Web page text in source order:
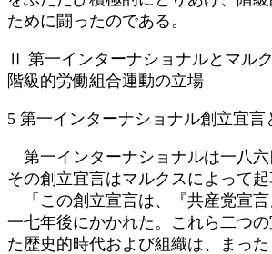
ために闘ったのである。
Ⅱ 第一インターナショナルとマル
階級的労働組合運動の立場
5 第一インターナショナル創立宜言
第一インターナショナルは一八六
その創立宜言はマルクスによって起
「この創立宣言は、『共産党宣言
一七年後にかかれた。これら二つ
た歴史的時代および組織は、まっ